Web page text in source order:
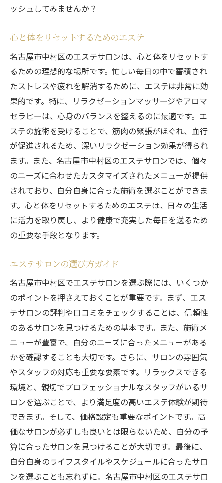
ッシュしてみませんか？
心と体をリセットするためのエステ
名古屋市中村区のエステサロンは、心と体をリセットす
るための理想的な場所です。忙しい毎日の中で蓄積され
たストレスや疲れを解消するために、エステは非常に効
果的です。特に、リラクゼーションマッサージやアロマ
セラピーは、心身のバランスを整えるのに最適です。エ
ステの施術を受けることで、筋肉の緊張がほぐれ、血行
が促進されるため、深いリラクゼーション効果が得られ
ます。また、名古屋市中村区のエステサロンでは、個々
のニーズに合わせたカスタマイズされたメニューが提供
されており、自分自身に合った施術を選ぶことができま
す。心と体をリセットするためのエステは、日々の生活
に活力を取り戻し、より健康で充実した毎日を送るため
の重要な手段となります。
エステサロンの選び方ガイド
名古屋市中村区でエステサロンを選ぶ際には、いくつか
のポイントを押さえておくことが重要です。まず、エス
テサロンの評判や口コミをチェックすることは、信頼性
のあるサロンを見つけるための基本です。また、施術メ
ニューが豊富で、自分のニーズに合ったメニューがある
かを確認することも大切です。さらに、サロンの雰囲気
やスタッフの対応も重要な要素です。リラックスできる
環境と、親切でプロフェッショナルなスタッフがいるサ
ロンを選ぶことで、より満足度の高いエステ体験が期待
できます。そして、価格設定も重要なポイントです。高
価なサロンが必ずしも良いとは限らないため、自分の予
算に合ったサロンを見つけることが大切です。最後に、
自分自身のライフスタイルやスケジュールに合ったサロ
ンを選ぶことも忘れずに。名古屋市中村区のエステサロ